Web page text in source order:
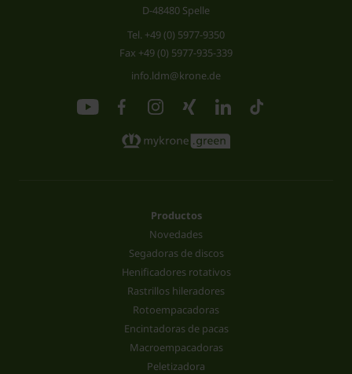
D-48480 Spelle
Tel. +49 (0) 5977-9350
Fax +49 (0) 5977-935-339
info.ldm@krone.de
Productos
Novedades
Segadoras de discos
Henificadores rotativos
Rastrillos hileradores
Rotoempacadoras
Encintadoras de pacas
Macroempacadoras
Peletizadora